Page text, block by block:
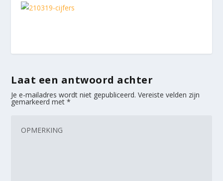
Laat een antwoord achter
Je e-mailadres wordt niet gepubliceerd. Vereiste velden zijn
gemarkeerd met*